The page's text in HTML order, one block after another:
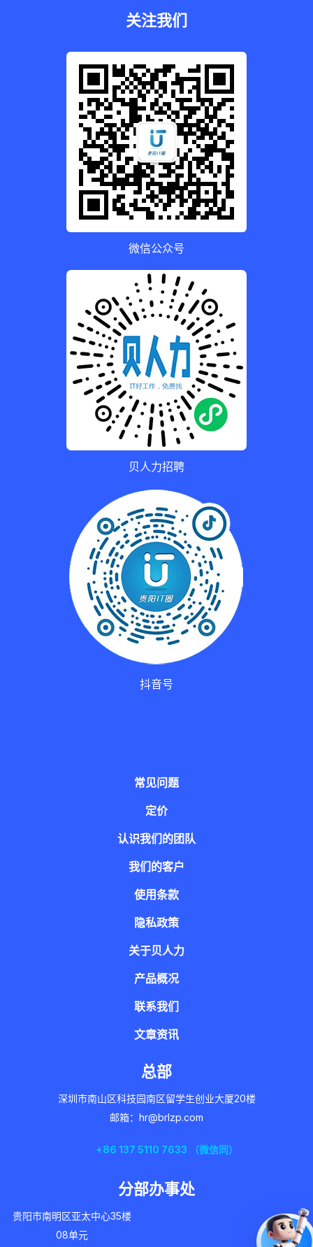
关注我们
微信公众号
贝人力招聘
抖音号
常见问题
定价
认识我们的团队
我们的客户
使用条款
隐私政策
关于贝人力
产品概况
联系我们
文章资讯
总部
深圳市南山区科技园南区留学生创业大厦20楼
邮箱：hr@brlzp.com
+86 137 5110 7633 （微信同）
分部办事处
贵阳市南明区亚太中心35楼
08单元